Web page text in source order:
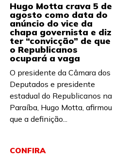
Hugo Motta crava 5 de
agosto como data do
anúncio do vice da
chapa governista e diz
ter “convicção” de que
o Republicanos
ocupará a vaga
O presidente da Câmara dos
Deputados e presidente
estadual do Republicanos na
Paraíba, Hugo Motta, afirmou
que a definição...
CONFIRA